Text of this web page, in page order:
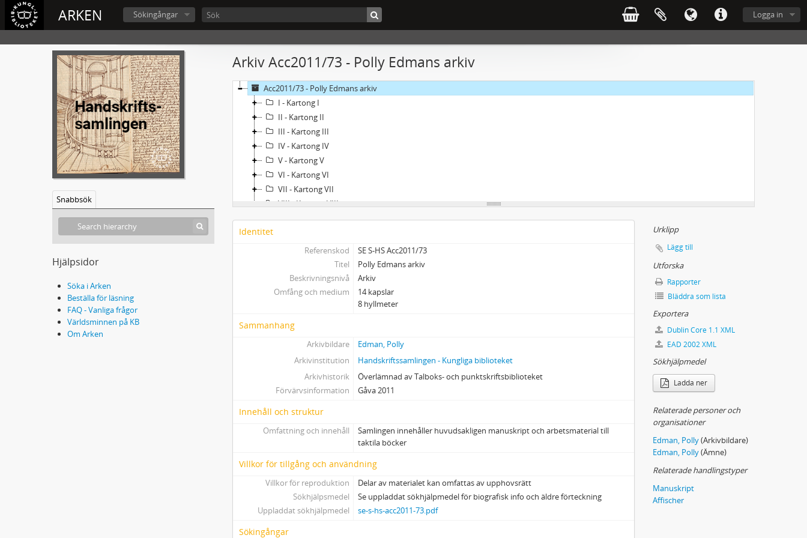
ARKEN Logga in
Sökingångar
Snabbsök
Hjälpsidor
Söka i Arken
Beställa för läsning
FAQ - Vanliga frågor
Världsminnen på KB
Om Arken
Arkiv Acc2011/73 - Polly Edmans arkiv
Acc2011/73 - Polly Edmans arkiv
I - Kartong I
II - Kartong II
III - Kartong III
IV - Kartong IV
V - Kartong V
VI - Kartong VI
VII - Kartong VII
VIII - Kartong VIII
IX - Kartong IX
11 - Red thread riddles
12 - Arbetsmaterial
13 - Diverse
14 - Diverse
Identitet
Referenskod
SE S-HS Acc2011/73
Titel
Polly Edmans arkiv
Beskrivningsnivå
Arkiv
Omfång och medium
14 kapslar
8 hyllmeter
Sammanhang
Arkivbildare
Edman, Polly
Arkivinstitution
Handskriftssamlingen - Kungliga biblioteket
Arkivhistorik
Överlämnad av Talboks- och punktskriftsbiblioteket
Förvärvsinformation
Gåva 2011
Innehåll och struktur
Omfattning och innehåll
Samlingen innehåller huvudsakligen manuskript och arbetsmaterial till
taktila böcker
Villkor för tillgång och användning
Villkor för reproduktion
Delar av materialet kan omfattas av upphovsrätt
Sökhjälpsmedel
Se uppladdat sökhjälpmedel för biografisk info och äldre förteckning
Uppladdat sökhjälpmedel
se-s-hs-acc2011-73.pdf
Sökingångar
Urklipp
Lägg till
Utforska
Rapporter
Bläddra som lista
Exportera
Dublin Core 1.1 XML
EAD 2002 XML
Sökhjälpmedel
Ladda ner
Relaterade personer och
organisationer
Edman, Polly(Arkivbildare)
Edman, Polly(Ämne)
Relaterade handlingstyper
Manuskript
Affischer